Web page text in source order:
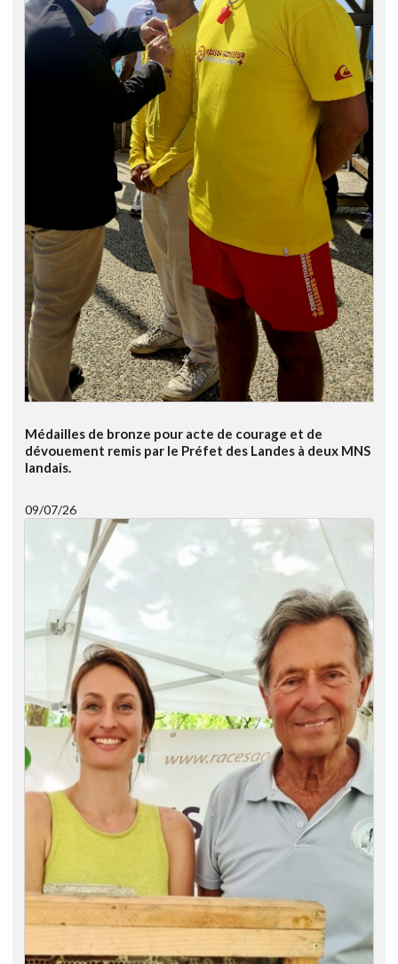
Médailles de bronze pour acte de courage et de
dévouement remis par le Préfet des Landes à deux MNS
landais.
09/07/26